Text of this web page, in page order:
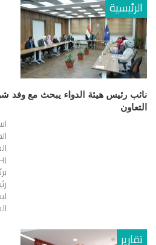
الرئيسية
نائب رئيس هيئة الدواء يبحث مع وفد
التعاون
تقارير